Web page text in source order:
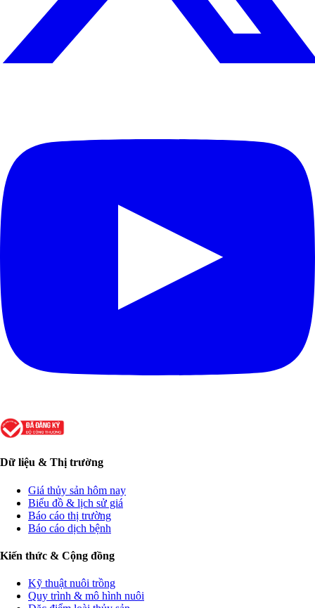
Dữ liệu & Thị trường
Giá thủy sản hôm nay
Biểu đồ & lịch sử giá
Báo cáo thị trường
Báo cáo dịch bệnh
Kiến thức & Cộng đồng
Kỹ thuật nuôi trồng
Quy trình & mô hình nuôi